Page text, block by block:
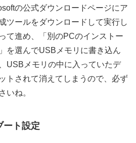
の公式ダウンロードページにア
ツールをダウンロードして実行し
て進め、「別のPCのインストー
を選んでUSBメモリに書き込ん
USBメモリの中に入っていたデ
トされて消えてしまう ので、必ず
いね。
ート設定